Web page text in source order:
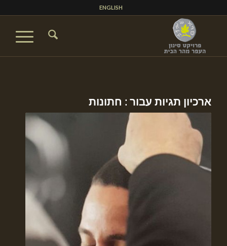
ENGLISH
ארכיון תגיות עבור : חתונות